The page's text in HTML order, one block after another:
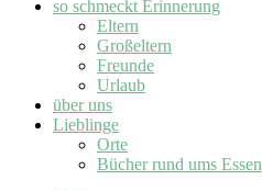
so schmeckt Erinnerung
Eltern
Großeltern
Freunde
Urlaub
über uns
Lieblinge
Orte
Bücher rund ums Essen